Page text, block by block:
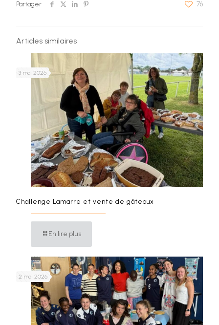
Partager 76
Articles similaires
3 mai 2026
Challenge Lamarre et vente de gâteaux
En lire plus
2 mai 2026